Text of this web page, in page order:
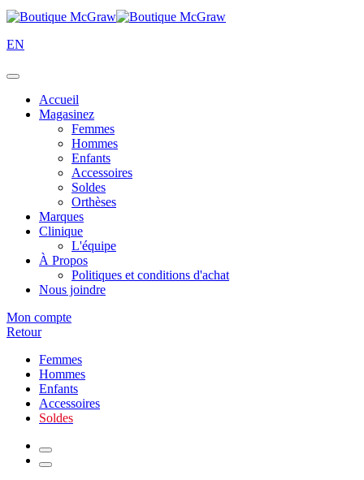
EN
Accueil
Magasinez
Femmes
Hommes
Enfants
Accessoires
Soldes
Orthèses
Marques
Clinique
L'équipe
À Propos
Politiques et conditions d'achat
Nous joindre
Mon compte
Retour
Femmes
Hommes
Enfants
Accessoires
Soldes